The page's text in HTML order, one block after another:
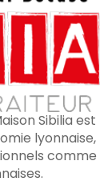
Sibilia est
lyonnaise,
comme